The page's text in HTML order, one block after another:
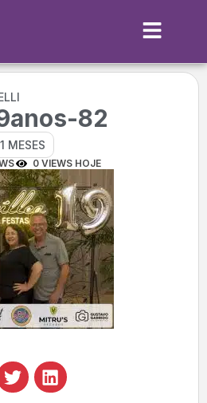
82
MESES
0 VIEWS HOJE